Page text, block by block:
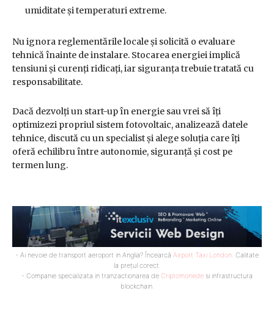
umiditate și temperaturi extreme.
Nu ignora reglementările locale și solicită o evaluare
tehnică înainte de instalare. Stocarea energiei implică
tensiuni și curenți ridicați, iar siguranța trebuie tratată cu
responsabilitate.
Dacă dezvolți un start-up în energie sau vrei să îți
optimizezi propriul sistem fotovoltaic, analizează datele
tehnice, discută cu un specialist și alege soluția care îți
oferă echilibru între autonomie, siguranță și cost pe
termen lung.
- Ai nevoie de transport aeroport in Anglia? Încearcă Airport Taxi London. Calitate
la prețul corect.
- Companie specializata in tranzactionarea de Criptomonede si infrastructura
blockchain.